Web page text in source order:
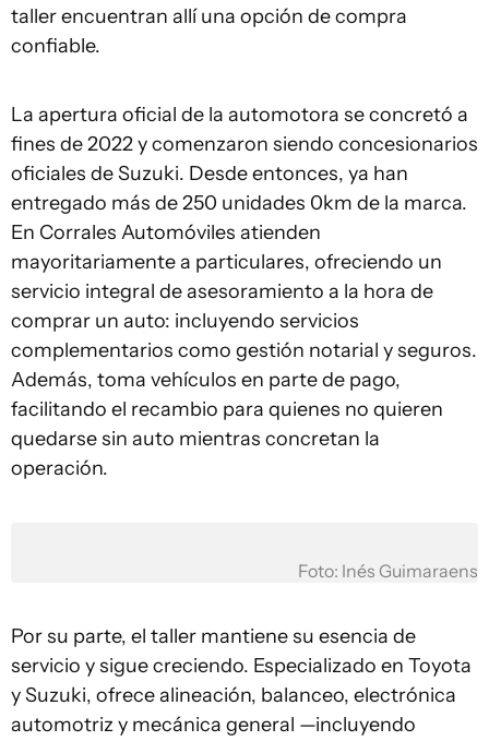
taller encuentran allí una opción de compra
confiable.
La apertura oficial de la automotora se concretó a
fines de 2022 y comenzaron siendo concesionarios
oficiales de Suzuki. Desde entonces, ya han
entregado más de 250 unidades 0km de la marca.
En Corrales Automóviles atienden
mayoritariamente a particulares, ofreciendo un
servicio integral de asesoramiento a la hora de
comprar un auto: incluyendo servicios
complementarios como gestión notarial y seguros.
Además, toma vehículos en parte de pago,
facilitando el recambio para quienes no quieren
quedarse sin auto mientras concretan la
operación.
Foto: Inés Guimaraens
Por su parte, el taller mantiene su esencia de
servicio y sigue creciendo. Especializado en Toyota
y Suzuki, ofrece alineación, balanceo, electrónica
automotriz y mecánica general —incluyendo